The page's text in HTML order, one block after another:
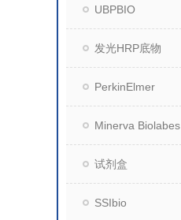
UBPBIO
发光HRP底物
PerkinElmer
Minerva Biolabes
试剂盒
SSIbio